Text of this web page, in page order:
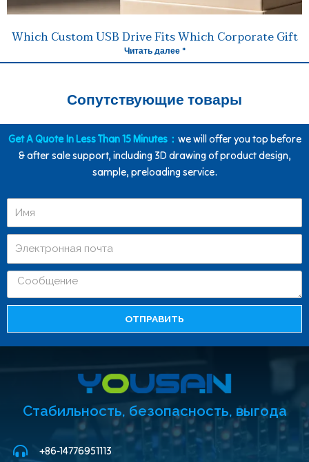
Which Custom USB Drive Fits Which Corporate Gift
Читать далее "
Сопутствующие товары
Get A Quote In Less Than 15 Minutes： we will offer you top before
& after sale support, including 3D drawing of product design,
sample, preloading service.
ОТПРАВИТЬ
Стабильность, безопасность, выгода
+86-14776951113